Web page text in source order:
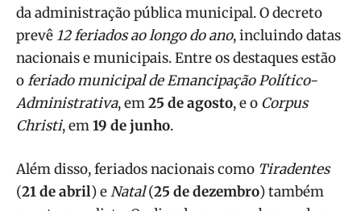
da administração pública municipal. O decreto
prevê 12 feriados ao longo do ano, incluindo datas
nacionais e municipais. Entre os destaques estão
oferiado municipal de Emancipação Político-
Administrativa, em25 de agosto, e o Corpus
Christi, em19 de junho.
Além disso, feriados nacionais como Tiradentes
(21 de abril) eNatal(25 de dezembro) também